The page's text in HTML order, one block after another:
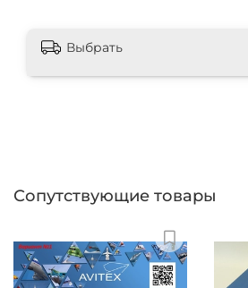
Выбрать
Сопутствующие товары